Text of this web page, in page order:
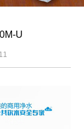
U